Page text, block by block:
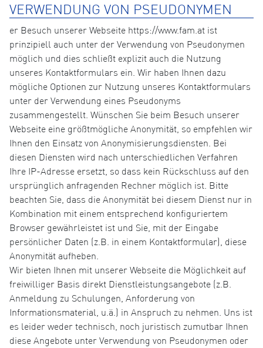
VERWENDUNG VON PSEUDONYMEN
er Besuch unserer Webseite https://www.fam.at ist
prinzipiell auch unter der Verwendung von Pseudonymen
möglich und dies schließt explizit auch die Nutzung
unseres Kontaktformulars ein. Wir haben Ihnen dazu
mögliche Optionen zur Nutzung unseres Kontaktformulars
unter der Verwendung eines Pseudonyms
zusammengestellt. Wünschen Sie beim Besuch unserer
Webseite eine größtmögliche Anonymität, so empfehlen wir
Ihnen den Einsatz von Anonymisierungsdiensten. Bei
diesen Diensten wird nach unterschiedlichen Verfahren
Ihre IP-Adresse ersetzt, so dass kein Rückschluss auf den
ursprünglich anfragenden Rechner möglich ist. Bitte
beachten Sie, dass die Anonymität bei diesem Dienst nur in
Kombination mit einem entsprechend konfiguriertem
Browser gewährleistet ist und Sie, mit der Eingabe
persönlicher Daten (z.B. in einem Kontaktformular), diese
Anonymität aufheben.
Wir bieten Ihnen mit unserer Webseite die Möglichkeit auf
freiwilliger Basis direkt Dienstleistungsangebote (z.B.
Anmeldung zu Schulungen, Anforderung von
Informationsmaterial, u.ä.) in Anspruch zu nehmen. Uns ist
es leider weder technisch, noch juristisch zumutbar Ihnen
diese Angebote unter Verwendung von Pseudonymen oder